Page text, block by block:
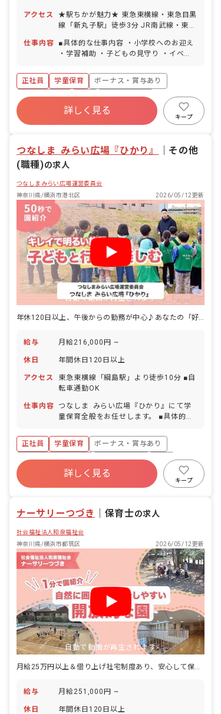
■育児休暇
アクセス
★駅ちかが魅力★ 東急東横線・東急目黒
線「新丸子駅」徒歩3分 JR南武線・東急
にはショッピングモールがあり、仕事帰
りにショッピングも楽しめます！新丸子
買い物にも便利です。
仕事内容
■具体的な仕事内容 ・小学校へのお迎え
・学習補助 ・子どもの見守り ・イベン
に採用します！) ＜クラス定員＞ 80名／
職員7名（施設全体では職員数15名）
正社員 学童保育
ボーナス・賞与あり
社会保険完備
有給
福利厚生充実
昇給昇進あり
産休育休制度
詳しく見る
キープ
つなしま みらい広場『ひかり』
その他
(職種)の求人
つなしまみらい広場運営委員会
神奈川県/横浜市港北区
2026/05/12更新
自動で動画が再生されます
年休120日以上、午後からの勤務が中心♪あなたの「好き」を活かしましょう
給与 月給216,000円 ~
休日 年間休日120日以上
アクセス
東急東横線「綱島駅」より徒歩10分 ■自
転車通勤OK
仕事内容
つなしま みらい広場『ひかり』にて学
童保育全般をお任せします。 ■具体的な
び、外遊び ・公園への引率 ・おやつの
準備 ・季節の行事やお誕生会の企画運営
・宿泊行事の引率など ・保護者支援
正社員 学童保育
ボーナス・賞与あり
年間休日120日以上
社会保険完備
福利厚生充実
退職金制度
残業少なめ
詳しく見る
キープ
ナーサリーつづき 保育士の求人
社会福祉法人和泉福祉会
神奈川県/横浜市都筑区
2026/05/12更新
自動で動画が再生されます
給与 月給251,000円 ~
休日 年間休日120日以上